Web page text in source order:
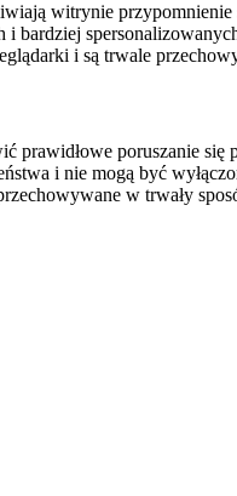
witrynie
i bardziej
i są trwale
prawidłowe poruszanie
i nie mogą być
w trwały